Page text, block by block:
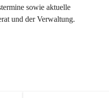
sowie aktuelle
und der Verwaltung.